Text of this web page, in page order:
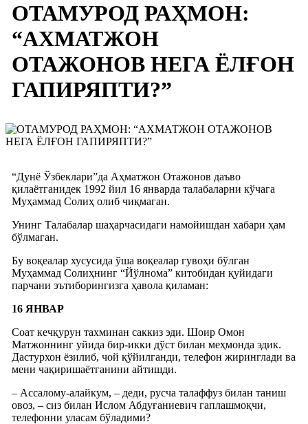
ОТАМУРОД РАҲМОН:
“АХМАТЖОН
ОТАЖОНОВ НЕГА ЁЛҒОН
ГАПИРЯПТИ?”
“Дунё Ўзбеклари”да Аҳматжон Отажонов даъво
қилаётганидек 1992 йил 16 январда талабаларни кўчага
Муҳаммад Солиҳ олиб чиқмаган.
Унинг Талабалар шаҳарчасидаги намойишдан хабари ҳам
бўлмаган.
Бу воқеалар хусусида ўша воқеалар гувоҳи бўлган
Муҳаммад Солиҳнинг “Йўлнома” китобидан қуйидаги
парчани эътиборингизга ҳавола қиламан:
16 ЯНВАР
Соат кечқурун тахминан саккиз эди. Шоир Омон
Матжоннинг уйида бир-икки дўст билан меҳмонда эдик.
Дастурхон ёзилиб, чой қўйилганди, телефон жиринглади ва
мени чақиришаётганини айтишди.
– Ассалому-алайкум, – деди, русча талаффуз билан таниш
овоз, – сиз билан Ислом Абдуғаниевич гаплашмоқчи,
телефонни уласам бўладими?